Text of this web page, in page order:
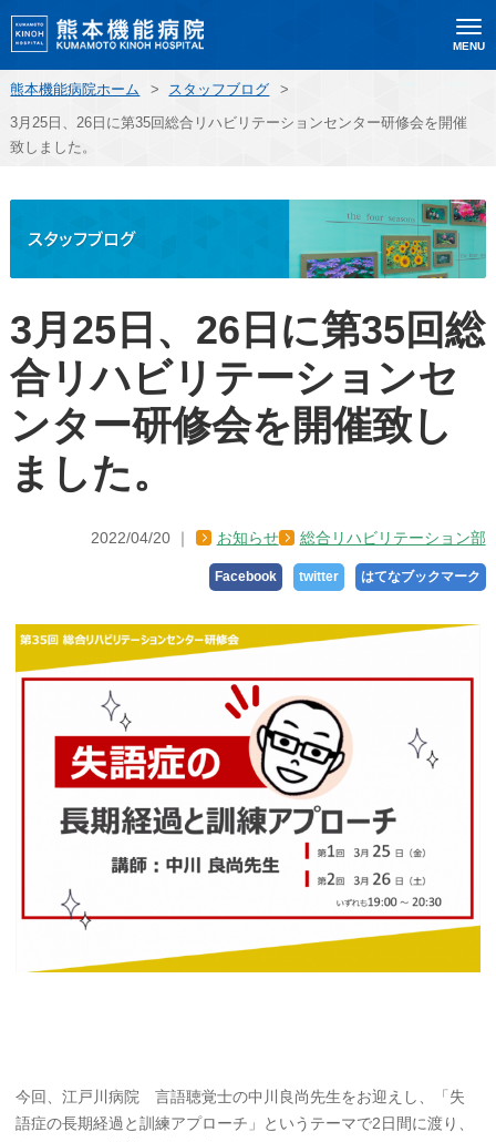
MENU
熊本機能病院ホーム > スタッフブログ
>
3月25日、26日に第35回総合リハビリテーションセンター研修会を開催
致しました。
3月25日、26日に第35回総
合リハビリテーションセ
ンター研修会を開催致し
ました。
2022/04/20 お知らせ 総合リハビリテーション部
Facebook twitter はてなブックマーク
今回、江戸川病院 言語聴覚士の中川良尚先生をお迎えし、「失
語症の長期経過と訓練アプローチ」というテーマで2日間に渡り、